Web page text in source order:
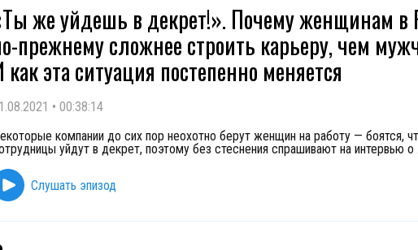
же уйдешь в декрет!». Почему женщинам в
прежнему сложнее строить карьеру, чем
как эта ситуация постепенно меняется
• 00:38:14
компании до сих пор неохотно берут женщин на работу — боятся,
уйдут в декрет, поэтому без стеснения спрашивают на интервью о
Слушать эпизод